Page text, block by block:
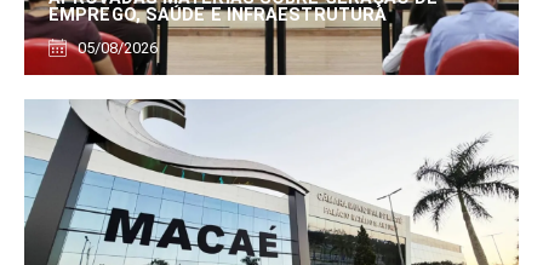
EMPREGO, SAÚDE E INFRAESTRUTURA
05/08/2026